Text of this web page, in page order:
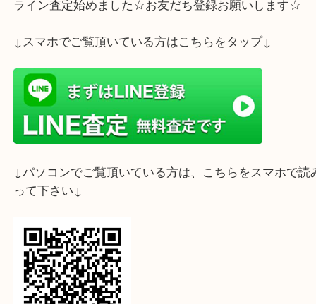
神戸市灘区にお住いのお客様よりFerragamo フェ
フォーマルにもカジュアルにもご使用頂けそうな
ね(´▽｀*)